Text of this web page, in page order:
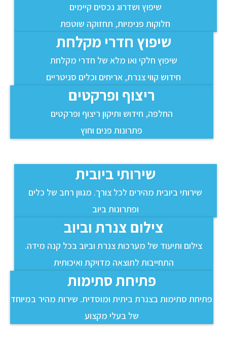
שיפוץ ושדרוג נכסים קיימים
חלוקות פנימיות, תחזוקה שוטפת
שיפוץ חדרי מקלחת
שיפוץ חלקי ואו מלא של חדרי מקלחת
חידוש קווי צנרת, אריחים וכלים סניטריים
ריצוף ופרקטים
החלפה, חידוש ותיקון ריצוף ופרקטים
פתרונות פנים וחוץ
שירותי ביובית
שירותי ביובית מהירים לכל צורך. מגוון רחב של כלים
ופתרונות ביוב
צילום צנרת וביוב
צילום ותיעוד של מערכות צנרת וביוב בכל קנה מידה.
התחייבות לתוצאה מדויקת ואיכותית
פתיחת סתימות
פתיחת סתימות בצנרת ביתית ומוסדית. שירות מהיר במיוחד
של בעלי מקצוע